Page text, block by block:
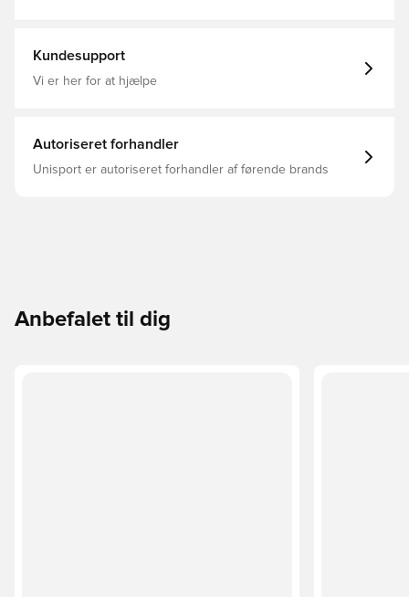
Kundesupport
Vi er her for at hjælpe
Autoriseret forhandler
Unisport er autoriseret forhandler af førende brands
Anbefalet til dig